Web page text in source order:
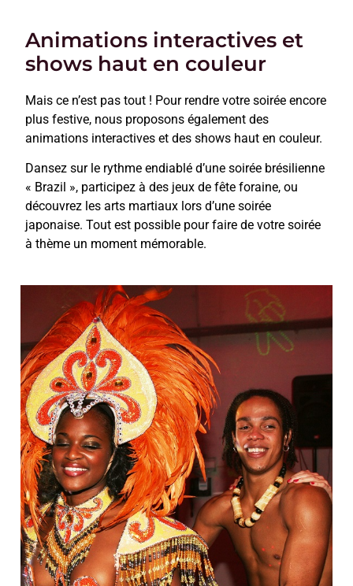
Animations interactives et
shows haut en couleur
Mais ce n’est pas tout ! Pour rendre votre soirée encore
plus festive, nous proposons également des
animations interactives et des shows haut en couleur.
Dansez sur le rythme endiablé d’une soirée brésilienne
« Brazil », participez à des jeux de fête foraine, ou
découvrez les arts martiaux lors d’une soirée
japonaise. Tout est possible pour faire de votre soirée
à thème un moment mémorable.